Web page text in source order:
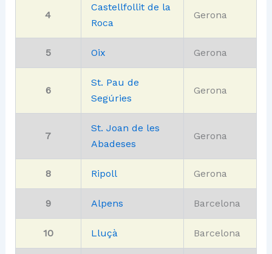
4
Castellfollit de la
Roca
Gerona
5 Oix Gerona
6
St. Pau de
Segúries
Gerona
7
St. Joan de les
Abadeses
Gerona
8 Ripoll Gerona
9 Alpens Barcelona
10 Lluçà Barcelona